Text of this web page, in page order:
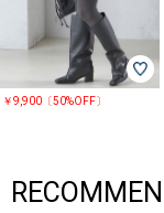
￥9,900〔50%OFF〕